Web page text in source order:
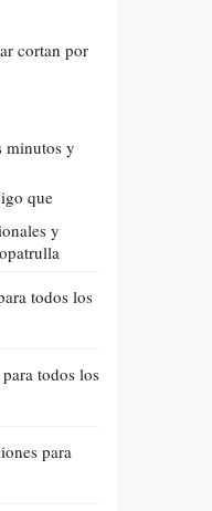
cortan por
minutos y
que
y
todos los
todos los
para